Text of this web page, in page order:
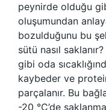
peynirde olduğu
oluşumundan
bozulduğunu bu
sütü nasıl
gibi oda
kaybeder ve
parçalanır. Bu
-20 °C’de